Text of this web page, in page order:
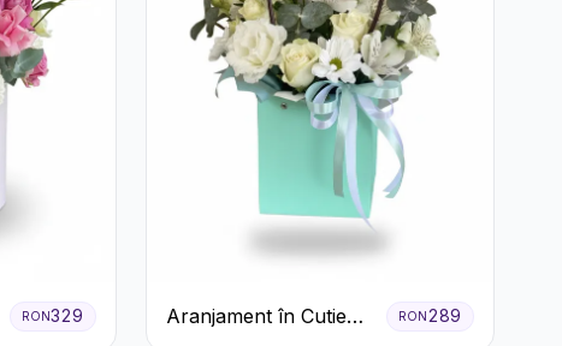
RON329
Aranjament în Cutie
RON289